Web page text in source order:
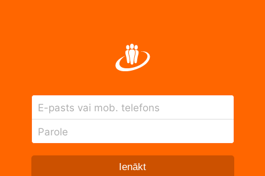
E-pasts vai mob. telefons
Parole
Ienākt